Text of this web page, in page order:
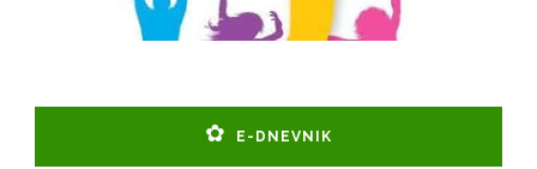
E-DNEVNIK